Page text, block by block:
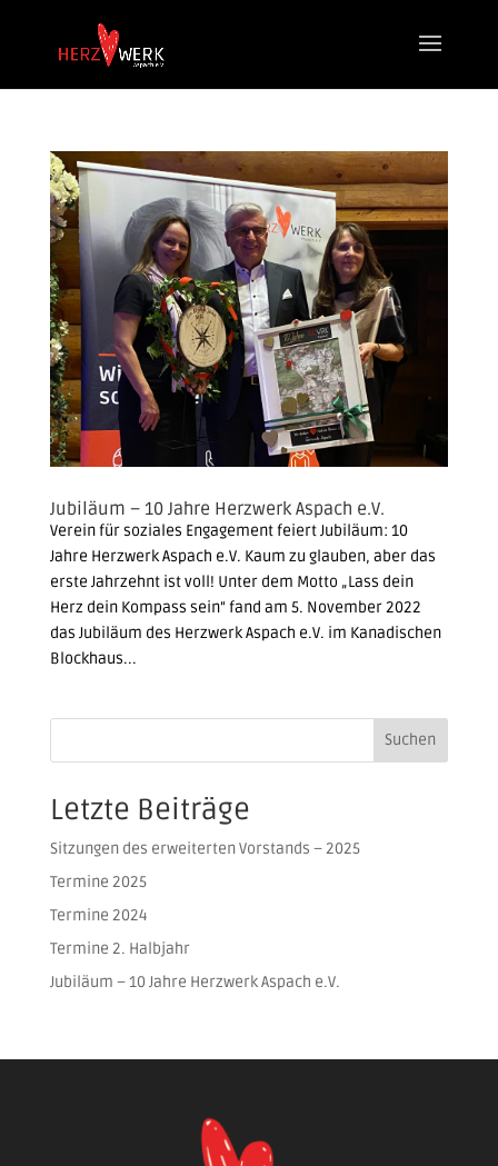
Jubiläum – 10 Jahre Herzwerk Aspach e.V.
Verein für soziales Engagement feiert Jubiläum: 10
Jahre Herzwerk Aspach e.V. Kaum zu glauben, aber das
erste Jahrzehnt ist voll! Unter dem Motto „Lass dein
Herz dein Kompass sein“ fand am 5. November 2022
das Jubiläum des Herzwerk Aspach e.V. im Kanadischen
Blockhaus...
Suchen
Letzte Beiträge
Sitzungen des erweiterten Vorstands – 2025
Termine 2025
Termine 2024
Termine 2. Halbjahr
Jubiläum – 10 Jahre Herzwerk Aspach e.V.